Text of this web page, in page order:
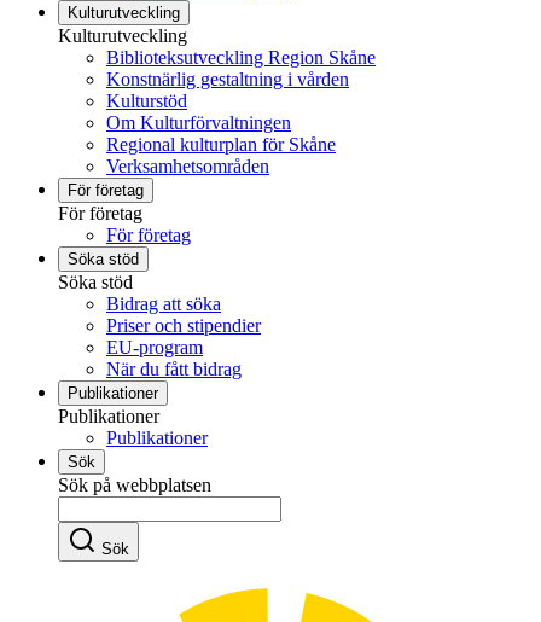
Kulturutveckling
Kulturutveckling
Biblioteksutveckling Region Skåne
Konstnärlig gestaltning i vården
Kulturstöd
Om Kulturförvaltningen
Regional kulturplan för Skåne
Verksamhetsområden
För företag
För företag
För företag
Söka stöd
Söka stöd
Bidrag att söka
Priser och stipendier
EU-program
När du fått bidrag
Publikationer
Publikationer
Publikationer
Sök
Sök på webbplatsen
Sök